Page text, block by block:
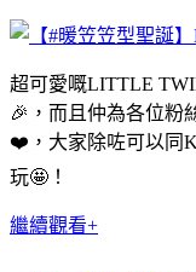
超可愛嘅LITTLE
🎉，而且仲為各位粉
❤️，大家除咗可以同
玩🤩！
繼續觀看+